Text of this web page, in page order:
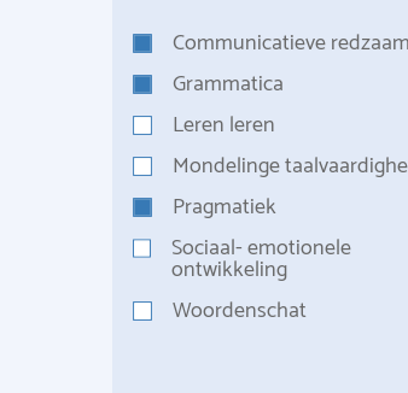
Communicatieve
Grammatica
Leren leren
Mondelinge
Pragmatiek
Sociaal- emotionele
ontwikkeling
Woordenschat